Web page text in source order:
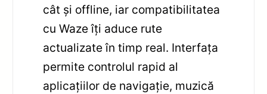
cât și offline, iar compatibilitatea
cu Waze îți aduce rute
actualizate în timp real. Interfața
permite controlul rapid al
aplicațiilor de navigație, muzică